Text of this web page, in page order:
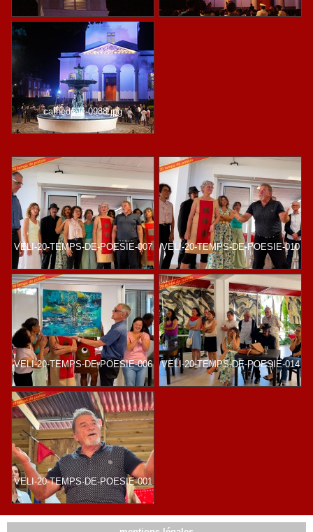
cathedrale-0988.jpg
VELI-20-TEMPS-DE-POESIE-007 VELI-20-TEMPS-DE-POESIE-010
VELI-20-TEMPS-DE-POESIE-006 VELI-20-TEMPS-DE-POESIE-014
VELI-20-TEMPS-DE-POESIE-001